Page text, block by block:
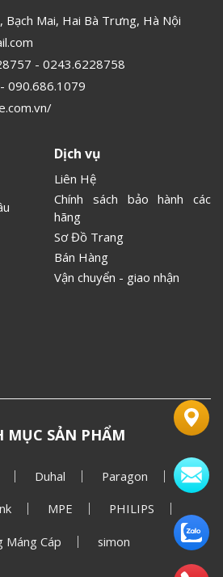
Mai, Hai Bà Trưng, Hà Nội
- 0243.6228758
- 090.686.1079
Dịch vụ
Liên Hệ
Chính sách bảo hành các
hãng
Sơ Đồ Trang
Bán Hàng
Vận chuyển - giao nhận
MỤC SẢN PHẨM
Duhal Paragon
MPE PHILIPS
Máng Cáp simon